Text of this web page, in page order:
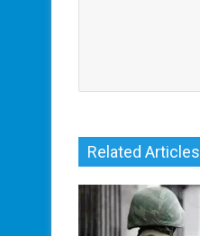
Related Articles